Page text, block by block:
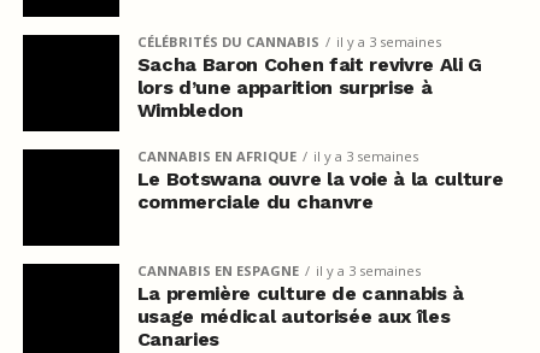
CÉLÉBRITÉS DU CANNABIS il y a 3 semaines
Sacha Baron Cohen fait revivre Ali G
lors d’une apparition surprise à
Wimbledon
CANNABIS EN AFRIQUE il y a 3 semaines
Le Botswana ouvre la voie à la culture
commerciale du chanvre
CANNABIS EN ESPAGNE il y a 3 semaines
La première culture de cannabis à
usage médical autorisée aux îles
Canaries